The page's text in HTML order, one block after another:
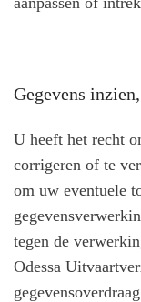
Gegevens
U heeft het recht
corrigeren of te
om uw eventuele
tegen de
Odessa